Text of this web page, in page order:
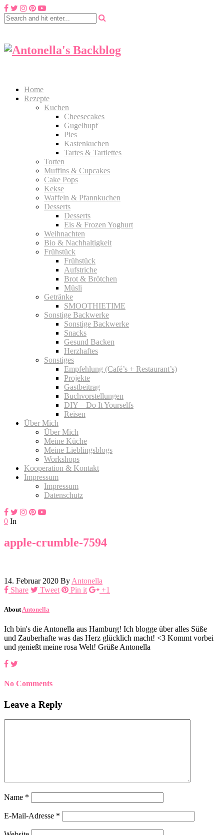
Home
Rezepte
Kuchen
Cheesecakes
Gugelhupf
Pies
Kastenkuchen
Tartes & Tartlettes
Torten
Muffins & Cupcakes
Cake Pops
Kekse
Waffeln & Pfannkuchen
Desserts
Desserts
Eis & Frozen Yoghurt
Weihnachten
Bio & Nachhaltigkeit
Frühstück
Frühstück
Aufstriche
Brot & Brötchen
Müsli
Getränke
SMOOTHIETIME
Sonstige Backwerke
Sonstige Backwerke
Snacks
Gesund Backen
Herzhaftes
Sonstiges
Empfehlung (Café’s + Restaurant’s)
Projekte
Gastbeitrag
Buchvorstellungen
DIY – Do It Yourselfs
Reisen
Über Mich
Über Mich
Meine Küche
Meine Lieblingsblogs
Workshops
Kooperation & Kontakt
Impressum
Impressum
Datenschutz
0 In
apple-crumble-7594
14. Februar 2020 By Antonella
Share
Tweet Pin it +1
About Antonella
Ich bin's die Antonella aus Hamburg! Ich blogge über alles Süße
und Zauberhafte was das Herz glücklich macht! <3 Kommt vorbei
und genießt meine rosa Welt! Grüße Antonella
No Comments
Leave a Reply
Name *
E-Mail-Adresse *